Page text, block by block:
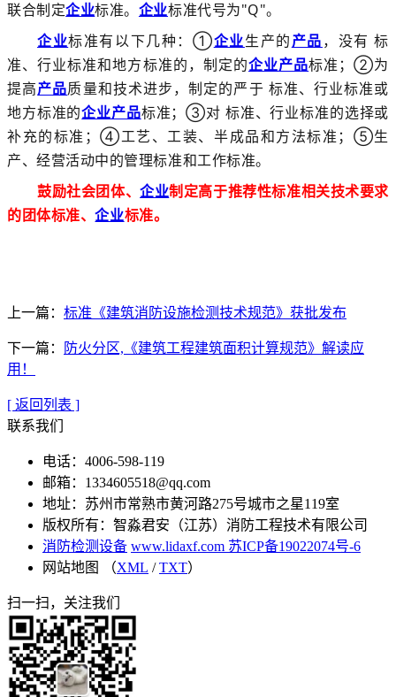
联合制定企业标准。 企业标准代号为"Q"。
企业标准有以下几种：①企业生产的产品，没有 标
准、行业标准和地方标准的，制定的企业产品标准；②为
提高产品质量和技术进步，制定的严于 标准、行业标准或
地方标准的企业产品标准；③对 标准、行业标准的选择或
补充的标准；④工艺、工装、半成品和方法标准；⑤生
产、经营活动中的管理标准和工作标准。
鼓励社会团体、企业制定高于推荐性标准相关技术要求
的团体标准、企业标准。
上一篇： 标准《建筑消防设施检测技术规范》获批发布
下一篇：
防火分区,《建筑工程建筑面积计算规范》解读应
用！
[ 返回列表 ]
联系我们
电话：4006-598-119
邮箱：1334605518@qq.com
地址：苏州市常熟市黄河路275号城市之星119室
版权所有：智淼君安（江苏）消防工程技术有限公司
消防检测设备 www.lidaxf.com 苏ICP备19022074号-6
网站地图 （XML /TXT）
扫一扫，关注我们